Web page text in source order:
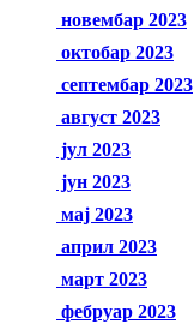
новембар 2023
октобар 2023
септембар 2023
август 2023
јул 2023
јун 2023
мај 2023
април 2023
март 2023
фебруар 2023